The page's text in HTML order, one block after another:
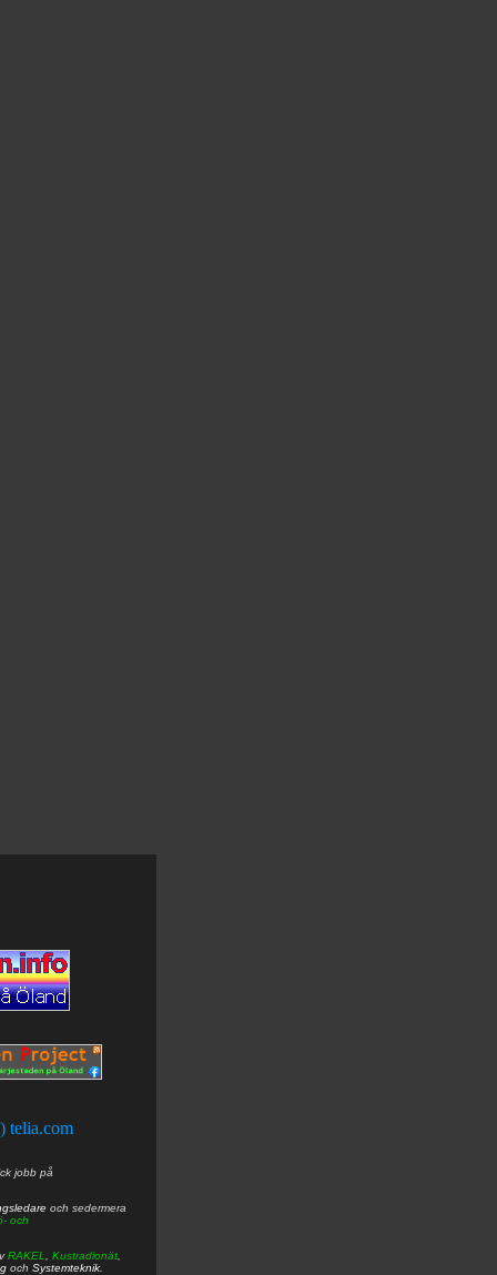
telia.com
jobb på
och sedermera
och
RAKEL Kustradionät
och Systemteknik